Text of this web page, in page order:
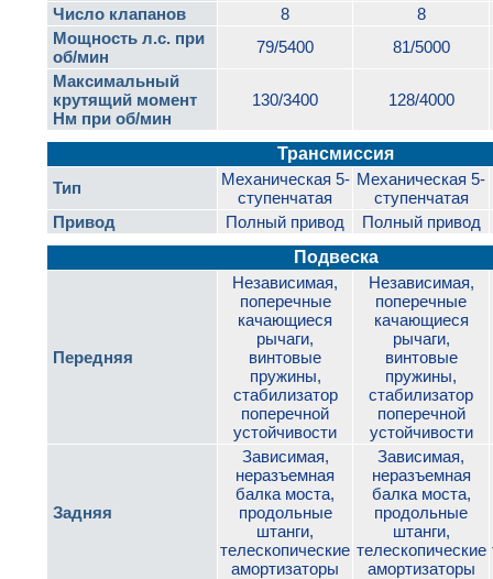
Число клапанов
8
8
Мощность л.с. при
об/мин
79/5400
81/5000
Максимальный
крутящий момент
Нм при об/мин
130/3400 128/4000
Трансмиссия
Тип
Механическая 5-
ступенчатая
Механическая 5-
ступенчатая
Привод Полный привод
Полный привод
Подвеска
Передняя
Независимая,
поперечные
качающиеся
рычаги,
винтовые
пружины,
стабилизатор
поперечной
устойчивости
Независимая,
поперечные
качающиеся
рычаги,
винтовые
пружины,
стабилизатор
поперечной
устойчивости
Задняя
Зависимая,
неразъемная
балка моста,
продольные
штанги,
телескопические
амортизаторы
Зависимая,
неразъемная
балка моста,
продольные
штанги,
телескопические
амортизаторы